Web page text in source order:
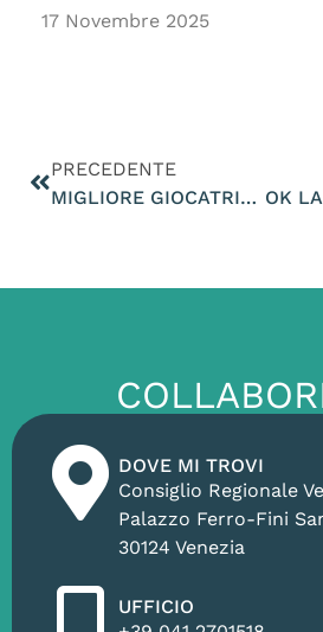
17 Novembre 2025
PRECEDENTE
MIGLIORE GIOCATRICE AL MONDO 2024 DI VOLLEY
DOVE MI TROVI
Consiglio Regionale
Palazzo Ferro-Fini
30124 Venezia
UFFICIO